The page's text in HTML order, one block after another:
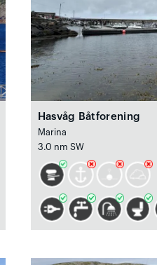
Hasvåg Båtforening
Marina
3.0 nm SW